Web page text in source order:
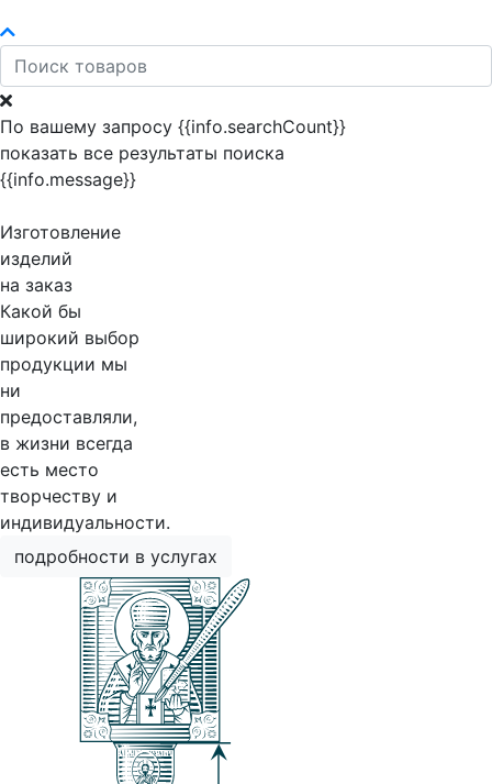
По вашему запросу {{info.searchCount}}
показать все результаты поиска
{{info.message}}
Изготовление
изделий
на заказ
Какой бы
широкий выбор
продукции мы
ни
предоставляли,
в жизни всегда
есть место
творчеству и
индивидуальности.
подробности в услугах